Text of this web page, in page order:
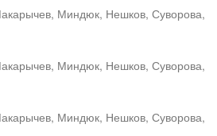
Миндюк, Нешков, Суворова,
Миндюк, Нешков, Суворова,
Миндюк, Нешков, Суворова,